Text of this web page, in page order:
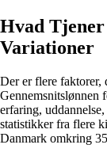
Hvad Tjener
Variationer
Der er flere faktorer,
Gennemsnitslønnen
erfaring,
statistikker fra flere
Danmark omkring